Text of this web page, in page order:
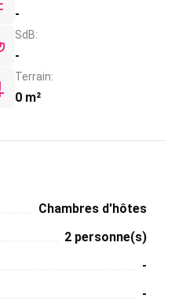
-
SdB:
-
Terrain:
0 m²
Chambres d'hôtes
2 personne(s)
-
-